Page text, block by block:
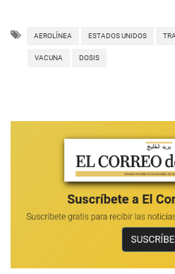
AEROLÍNEA ESTADOS UNIDOS
VACUNA DOSIS